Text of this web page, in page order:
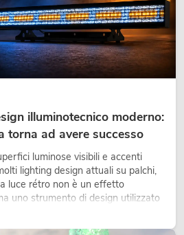
illuminotecnico moderno:
torna ad avere successo
luminose visibili e accenti
lighting design attuali su palchi,
luce rétro non è un effetto
uno strumento di design utilizzato
atmosfera, dona carattere alle